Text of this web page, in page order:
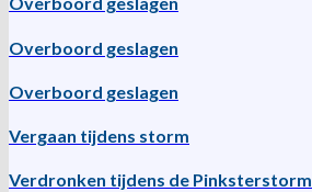
Overboord geslagen
Overboord geslagen
Vergaan tijdens storm
Verdronken tijdens de Pinksterstorm